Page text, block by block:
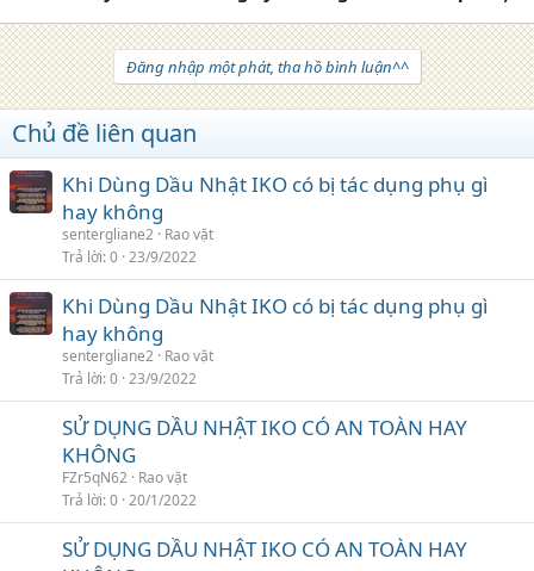
Đăng nhập một phát, tha hồ bình luận^^
Chủ đề liên quan
Khi Dùng Dầu Nhật IKO có bị tác dụng phụ gì
hay không
sentergliane2 Rao vặt
Trả lời 0 23/9/2022
Khi Dùng Dầu Nhật IKO có bị tác dụng phụ gì
hay không
sentergliane2 Rao vặt
Trả lời 0 23/9/2022
SỬ DỤNG DẦU NHẬT IKO CÓ AN TOÀN HAY
KHÔNG
FZr5qN62 Rao vặt
Trả lời 0 20/1/2022
SỬ DỤNG DẦU NHẬT IKO CÓ AN TOÀN HAY